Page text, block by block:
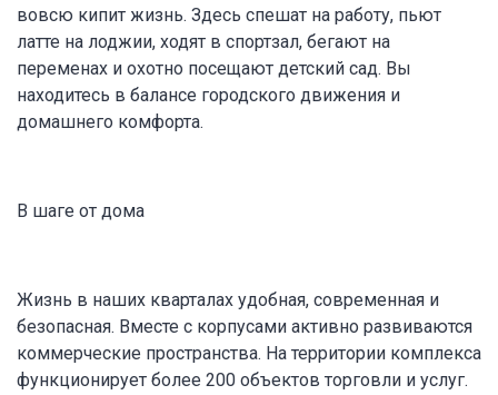
вовсю кипит жизнь. Здесь спешат на работу, пьют
латте на лоджии, ходят в спортзал, бегают на
переменах и охотно посещают детский сад. Вы
находитесь в балансе городского движения и
домашнего комфорта.
В шаге от дома
Жизнь в наших кварталах удобная, современная и
безопасная. Вместе с корпусами активно развиваются
коммерческие пространства. На территории комплекса
функционирует более 200 объектов торговли и услуг.